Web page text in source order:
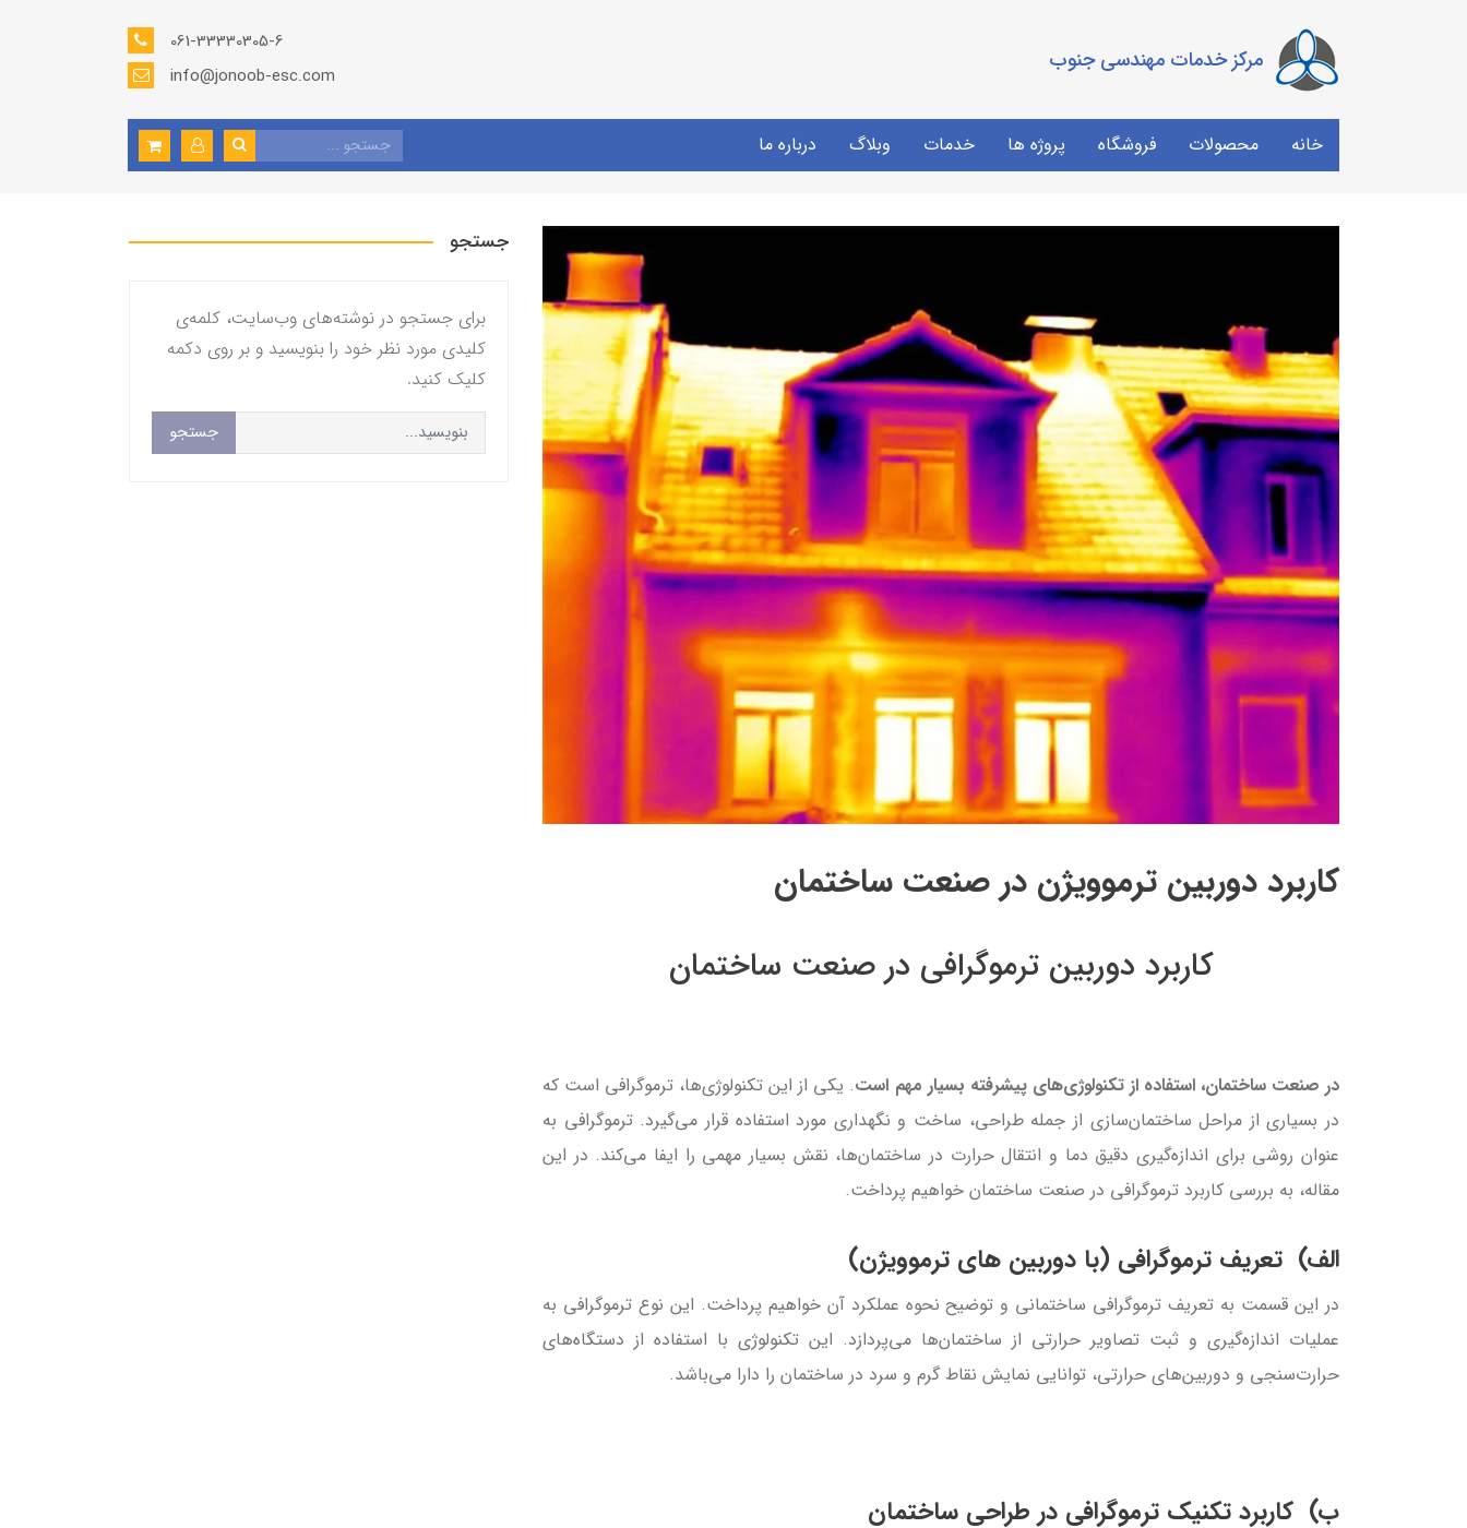
مرکز خدمات مهندسی جنوب
061-33330305-6
info@jonoob-esc.com
خانه محصولات فروشگاه پروژه ها خدمات وبلاگ درباره ما
کاربرد دوربین ترموویژن در صنعت ساختمان
کاربرد دوربین ترموگرافی در صنعت ساختمان
در صنعت ساختمان، استفاده از تکنولوژی‌های پیشرفته بسیار مهم است. یکی از این تکنولوژی‌ها، ترموگرافی است که
در بسیاری از مراحل ساختمان‌سازی از جمله طراحی، ساخت و نگهداری مورد استفاده قرار می‌گیرد. ترموگرافی به
عنوان روشی برای اندازه‌گیری دقیق دما و انتقال حرارت در ساختمان‌ها، نقش بسیار مهمی را ایفا می‌کند. در این
مقاله، به بررسی کاربرد ترموگرافی در صنعت ساختمان خواهیم پرداخت.
الف) تعریف ترموگرافی (با دوربین های ترموویژن)
در این قسمت به تعریف ترموگرافی ساختمانی و توضیح نحوه عملکرد آن خواهیم پرداخت. این نوع ترموگرافی به
عملیات اندازه‌گیری و ثبت تصاویر حرارتی از ساختمان‌ها می‌پردازد. این تکنولوژی با استفاده از دستگاه‌های
حرارت‌سنجی و دوربین‌های حرارتی، توانایی نمایش نقاط گرم و سرد در ساختمان را دارا می‌باشد.
ب) کاربرد تکنیک ترموگرافی در طراحی ساختمان
جستجو
برای جستجو در نوشته‌های وب‌سایت، کلمه‌ی
کلیدی مورد نظر خود را بنویسید و بر روی دکمه
کلیک کنید.
جستجو